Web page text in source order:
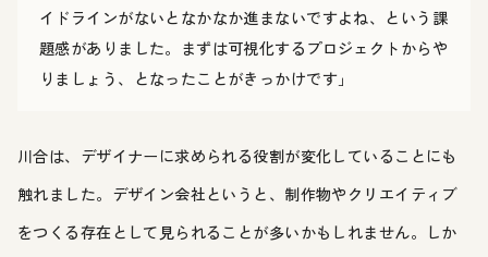
イドラインがないとなかなか進まないですよね、という課
題感がありました。まずは可視化するプロジェクトからや
りましょう、となったことがきっかけです」
川合は、デザイナーに求められる役割が変化していることにも
触れました。デザイン会社というと、制作物やクリエイティブ
をつくる存在として見られることが多いかもしれません。しか